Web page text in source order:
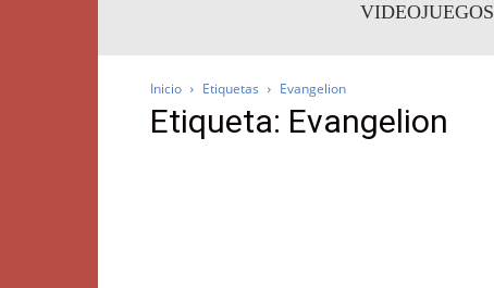
VIDEOJUEGOS
Inicio Etiquetas Evangelion
Etiqueta: Evangelion